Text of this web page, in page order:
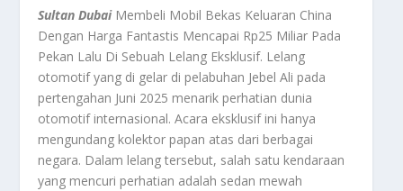
Sultan Dubai Membeli Mobil Bekas Keluaran China
Dengan Harga Fantastis Mencapai Rp25 Miliar Pada
Pekan Lalu Di Sebuah Lelang Eksklusif. Lelang
otomotif yang di gelar di pelabuhan Jebel Ali pada
pertengahan Juni 2025 menarik perhatian dunia
otomotif internasional. Acara eksklusif ini hanya
mengundang kolektor papan atas dari berbagai
negara. Dalam lelang tersebut, salah satu kendaraan
yang mencuri perhatian adalah sedan mewah